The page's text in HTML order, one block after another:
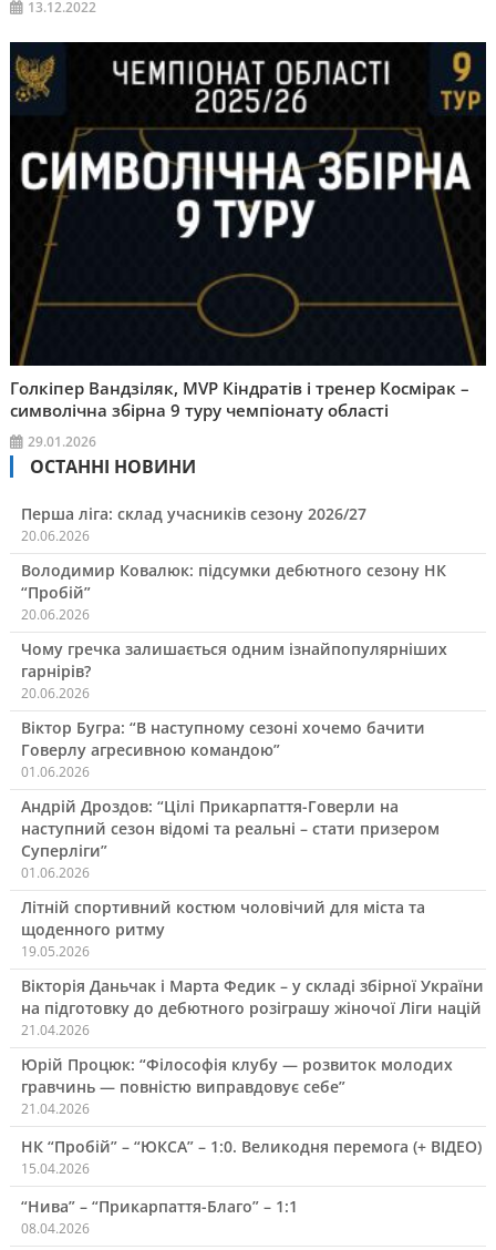
13.12.2022
Голкіпер Вандзіляк, MVP Кіндратів і тренер Космірак –
символічна збірна 9 туру чемпіонату області
29.01.2026
ОСТАННІ НОВИНИ
Перша ліга: склад учасників сезону 2026/27
20.06.2026
Володимир Ковалюк: підсумки дебютного сезону НК
“Пробій”
20.06.2026
Чому гречка залишається одним ізнайпопулярніших
гарнірів?
20.06.2026
Віктор Бугра: “В наступному сезоні хочемо бачити
Говерлу агресивною командою”
01.06.2026
Андрій Дроздов: “Цілі Прикарпаття-Говерли на
наступний сезон відомі та реальні – стати призером
Суперліги”
01.06.2026
Літній спортивний костюм чоловічий для міста та
щоденного ритму
19.05.2026
Вікторія Даньчак і Марта Федик – у складі збірної України
на підготовку до дебютного розіграшу жіночої Ліги націй
21.04.2026
Юрій Процюк: “Філософія клубу — розвиток молодих
гравчинь — повністю виправдовує себе”
21.04.2026
НК “Пробій” – “ЮКСА” – 1:0. Великодня перемога (+ ВІДЕО)
15.04.2026
“Нива” – “Прикарпаття-Благо” – 1:1
08.04.2026